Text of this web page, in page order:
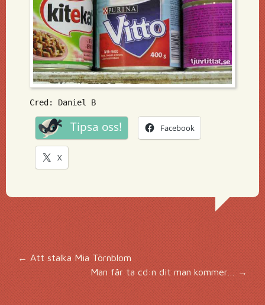
Cred: Daniel B
Tipsa oss! Facebook
X
Inläggsnavigering
← Att stalka Mia Törnblom
Man får ta cd:n dit man kommer…→